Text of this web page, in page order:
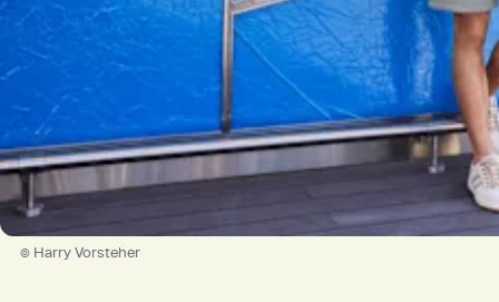
© Harry Vorsteher